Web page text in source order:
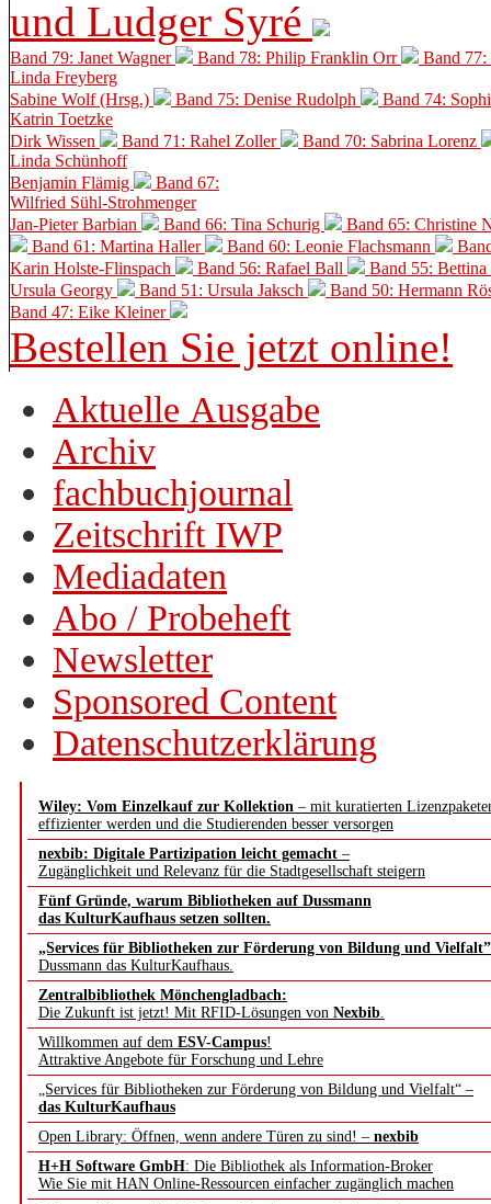
und Ludger Syré
Band 79: Janet Wagner Band 78: Philip Franklin Orr
Band
Linda Freyberg
Sabine Wolf (Hrsg.)
Band 75: Denise Rudolph
Band 74:
Katrin Toetzke
Dirk Wissen
Band 71: Rahel Zoller
Band 70: Sabrina Lorenz
Linda Schünhoff
Benjamin Flämig
Band 67:
Wilfried Sühl-Strohmenger
Jan-Pieter Barbian
Band 66: Tina Schurig
Band 65: Christine
Band 61: Martina Haller
Band 60: Leonie Flachsmann
Karin Holste-Flinspach
Band 56: Rafael Ball
Band 55:
Ursula Georgy
Band 51: Ursula Jaksch Band 50: Hermann
Band 47: Eike Kleiner
Bestellen Sie jetzt online!
Aktuelle Ausgabe
Archiv
fachbuchjournal
Zeitschrift IWP
Mediadaten
Abo / Probeheft
Newsletter
Sponsored Content
Datenschutzerklärung
Wiley: Vom Einzelkauf zur Kollektion – mit kuratierten
effizienter werden und die Studierenden besser versorgen
nexbib: Digitale Partizipation leicht gemacht –
Zugänglichkeit und Relevanz für die Stadtgesellschaft steigern
Fünf Gründe, warum Bibliotheken auf Dussmann
das KulturKaufhaus setzen sollten.
„Services für Bibliotheken zur Förderung von Bildung und
Dussmann das KulturKaufhaus.
Zentralbibliothek Mönchengladbach:
Die Zukunft ist jetzt! Mit RFID-Lösungen von Nexbib.
Willkommen auf dem ESV-Campus!
Attraktive Angebote für Forschung und Lehre
„Services für Bibliotheken zur Förderung von Bildung und Vielfalt“ –
das KulturKaufhaus
Open Library: Öffnen, wenn andere Türen zu sind! – nexbib
H+H Software GmbH: Die Bibliothek als Information-Broker
Wie Sie mit HAN Online-Ressourcen einfacher zugänglich machen